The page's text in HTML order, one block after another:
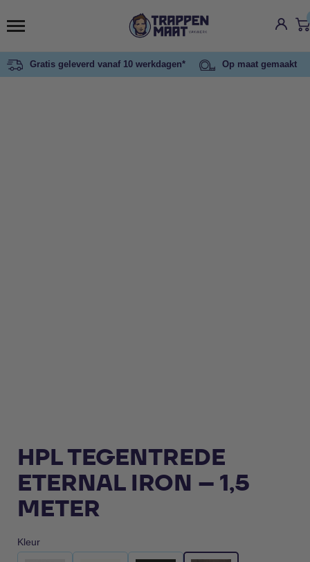
Gratis geleverd vanaf 10 werkdagen* Op maat gemaakt
HPL TEGENTREDE
ETERNAL IRON – 1,5
METER
Kleur